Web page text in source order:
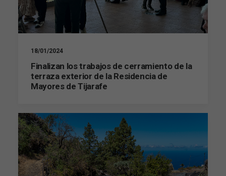
18/01/2024
Finalizan los trabajos de cerramiento de la
terraza exterior de la Residencia de
Mayores de Tijarafe